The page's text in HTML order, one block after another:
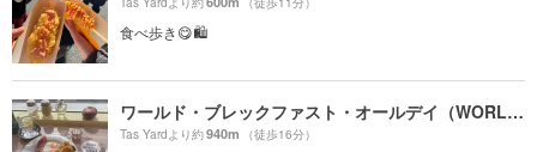
食べ歩き😋🛍
ワールド・ブレックファスト・オールデイ（WORLD BREAKFAST ALLDAY）
Tas Yardより約940m （徒歩16分）